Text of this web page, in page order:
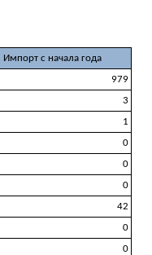
Импорт с начала года
979
3
1
0
0
0
42
0
0